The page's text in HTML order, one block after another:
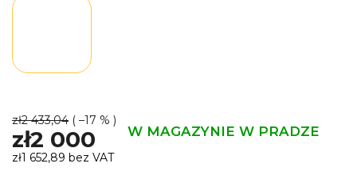
zł2 433,04 ( –17 % )
zł2 000 W MAGAZYNIE W PRADZE
zł1 652,89 bez VAT